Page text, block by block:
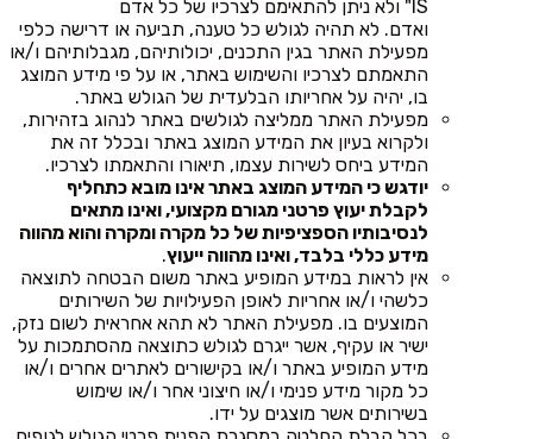
IS" ולא ניתן להתאימם לצרכיו של כל אדם
ואדם. לא תהיה לגולש כל טענה, תביעה או דרישה כלפי
מפעילת האתר בגין התכנים, יכולותיהם, מגבלותיהם ו/או
התאמתם לצרכיו והשימוש באתר, או על פי מידע המוצג
בו, יהיה על אחריותו הבלעדית של הגולש באתר.
מפעילת האתר ממליצה לגולשים באתר לנהוג בזהירות,
ולקרוא בעיון את המידע המוצג באתר ובכלל זה את
המידע ביחס לשירות עצמו, תיאורו והתאמתו לצרכיו.
יודגש כי המידע המוצג באתר אינו מובא כתחליף
לקבלת יעוץ פרטני מגורם מקצועי, ואינו מתאים
לנסיבותיו הספציפיות של כל מקרה ומקרה והוא מהווה
מידע כללי בלבד, ואינו מהווה ייעוץ.
אין לראות במידע המופיע באתר משום הבטחה לתוצאה
כלשהי ו/או אחריות לאופן הפעילויות של השירותים
המוצעים בו. מפעילת האתר לא תהא אחראית לשום נזק,
ישיר או עקיף, אשר ייגרם לגולש כתוצאה מהסתמכות על
מידע המופיע באתר ו/או בקישורים לאתרים אחרים ו/או
כל מקור מידע פנימי ו/או חיצוני אחר ו/או שימוש
בשירותים אשר מוצגים על ידו.